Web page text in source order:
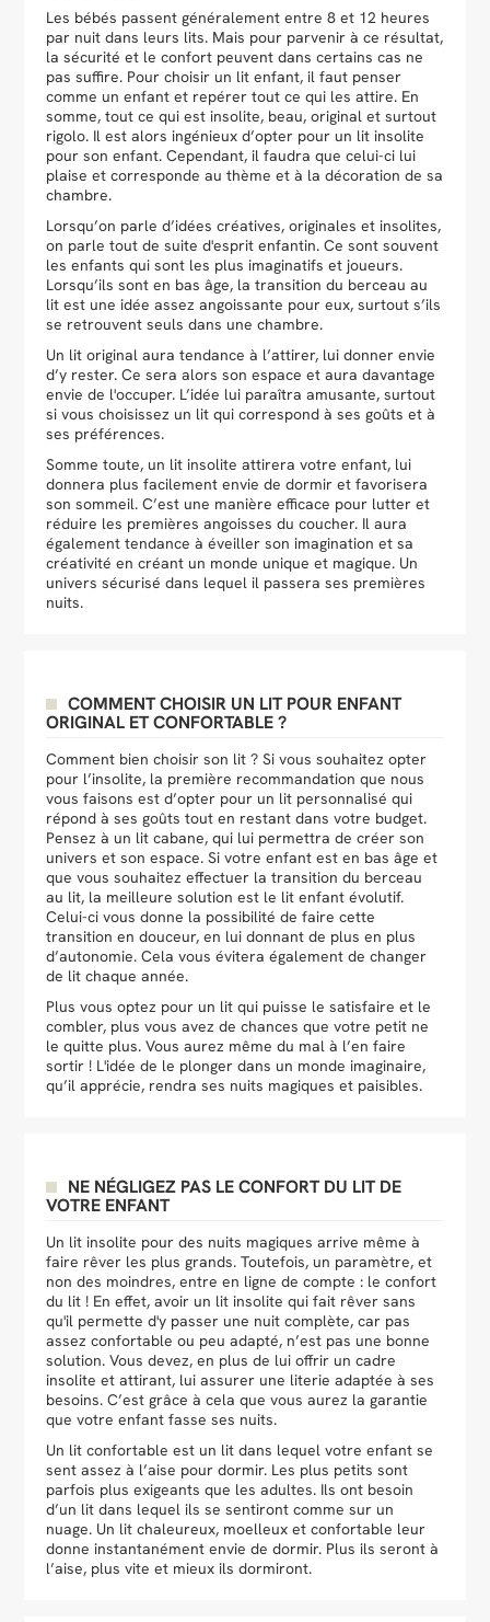
Les bébés passent généralement entre 8 et 12 heures
par nuit dans leurs lits. Mais pour parvenir à ce résultat,
la sécurité et le confort peuvent dans certains cas ne
pas suffire. Pour choisir un lit enfant, il faut penser
comme un enfant et repérer tout ce qui les attire. En
somme, tout ce qui est insolite, beau, original et surtout
rigolo. Il est alors ingénieux d’opter pour un lit insolite
pour son enfant. Cependant, il faudra que celui-ci lui
plaise et corresponde au thème et à la décoration de sa
chambre.
Lorsqu’on parle d’idées créatives, originales et insolites,
on parle tout de suite d'esprit enfantin. Ce sont souvent
les enfants qui sont les plus imaginatifs et joueurs.
Lorsqu’ils sont en bas âge, la transition du berceau au
lit est une idée assez angoissante pour eux, surtout s’ils
se retrouvent seuls dans une chambre.
Un lit original aura tendance à l’attirer, lui donner envie
d’y rester. Ce sera alors son espace et aura davantage
envie de l'occuper. L’idée lui paraîtra amusante, surtout
si vous choisissez un lit qui correspond à ses goûts et à
ses préférences.
Somme toute, un lit insolite attirera votre enfant, lui
donnera plus facilement envie de dormir et favorisera
son sommeil. C’est une manière efficace pour lutter et
réduire les premières angoisses du coucher. Il aura
également tendance à éveiller son imagination et sa
créativité en créant un monde unique et magique. Un
univers sécurisé dans lequel il passera ses premières
nuits.
COMMENT CHOISIR UN LIT POUR ENFANT
ORIGINAL ET CONFORTABLE ?
Comment bien choisir son lit ? Si vous souhaitez opter
pour l’insolite, la première recommandation que nous
vous faisons est d’opter pour un lit personnalisé qui
répond à ses goûts tout en restant dans votre budget.
Pensez à un lit cabane, qui lui permettra de créer son
univers et son espace. Si votre enfant est en bas âge et
que vous souhaitez effectuer la transition du berceau
au lit, la meilleure solution est le lit enfant évolutif.
Celui-ci vous donne la possibilité de faire cette
transition en douceur, en lui donnant de plus en plus
d’autonomie. Cela vous évitera également de changer
de lit chaque année.
Plus vous optez pour un lit qui puisse le satisfaire et le
combler, plus vous avez de chances que votre petit ne
le quitte plus. Vous aurez même du mal à l’en faire
sortir ! L'idée de le plonger dans un monde imaginaire,
qu’il apprécie, rendra ses nuits magiques et paisibles.
NE NÉGLIGEZ PAS LE CONFORT DU LIT DE
VOTRE ENFANT
Un lit insolite pour des nuits magiques arrive même à
faire rêver les plus grands. Toutefois, un paramètre, et
non des moindres, entre en ligne de compte : le confort
du lit ! En effet, avoir un lit insolite qui fait rêver sans
qu'il permette d'y passer une nuit complète, car pas
assez confortable ou peu adapté, n’est pas une bonne
solution. Vous devez, en plus de lui offrir un cadre
insolite et attirant, lui assurer une literie adaptée à ses
besoins. C’est grâce à cela que vous aurez la garantie
que votre enfant fasse ses nuits.
Un lit confortable est un lit dans lequel votre enfant se
sent assez à l’aise pour dormir. Les plus petits sont
parfois plus exigeants que les adultes. Ils ont besoin
d’un lit dans lequel ils se sentiront comme sur un
nuage. Un lit chaleureux, moelleux et confortable leur
donne instantanément envie de dormir. Plus ils seront à
l’aise, plus vite et mieux ils dormiront.